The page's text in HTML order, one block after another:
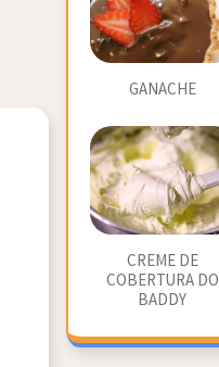
GANACHE
CREME DE
COBERTURA DO
BADDY